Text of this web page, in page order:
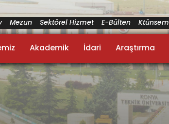
Mezun Sektörel Hizmet E-Bülten Ktünsem
Akademik İdari Araştırma